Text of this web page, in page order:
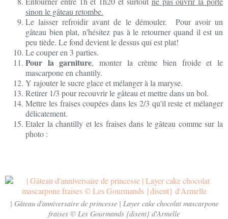
sinon le gâteau retombe.
Le laisser refroidir avant de le démouler. Pour avoir un
gâteau bien plat, n'hésitez pas à le retourner quand il est un
peu tiède. Le fond devient le dessus qui est plat!
Le couper en 3 parties.
Pour la garniture, monter la crème bien froide et le
mascarpone en chantily.
Y rajouter le sucre glace et mélanger à la maryse.
Retirer 1/3 pour recouvrir le gâteau et mettre dans un bol.
Mettre les fraises coupées dans les 2/3 qu'il reste et mélanger
délicatement.
Etaler la chantilly et les fraises dans le gâteau comme sur la
photo :
| Gâteau d'anniversaire de princesse | Layer cake chocolat mascarpone
fraises © Les Gourmands {disent} d'Armelle